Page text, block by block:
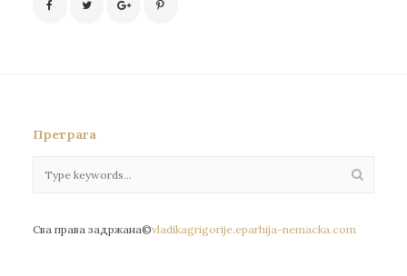
Претрага
Сва права задржана©vladikagrigorije.eparhija-nemacka.com